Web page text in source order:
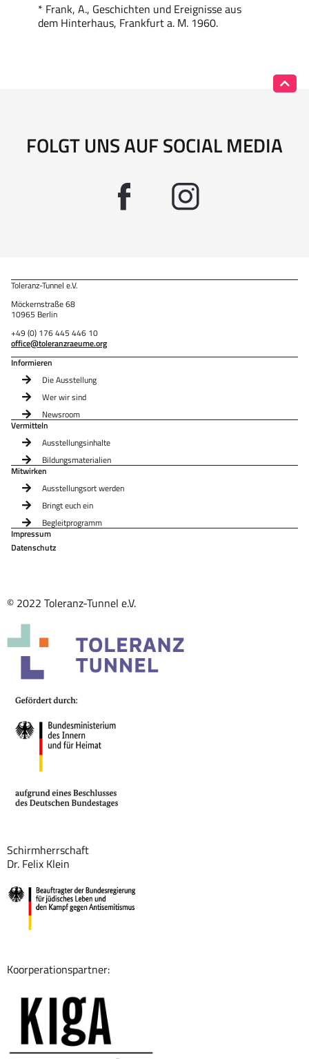
* Frank, A., Geschichten und Ereignisse aus
dem Hinterhaus, Frankfurt a. M. 1960.
FOLGT UNS AUF SOCIAL MEDIA
Toleranz-Tunnel e.V.
Möckernstraße 68
10965 Berlin
+49 (0) 176 445 446 10
office@toleranzraeume.org
Informieren
Die Ausstellung
Wer wir sind
Newsroom
Vermitteln
Ausstellungsinhalte
Bildungsmaterialien
Mitwirken
Ausstellungsort werden
Bringt euch ein
Begleitprogramm
Impressum
Datenschutz
© 2022 Toleranz-Tunnel e.V.
Schirmherrschaft
Dr. Felix Klein
Koorperationspartner: